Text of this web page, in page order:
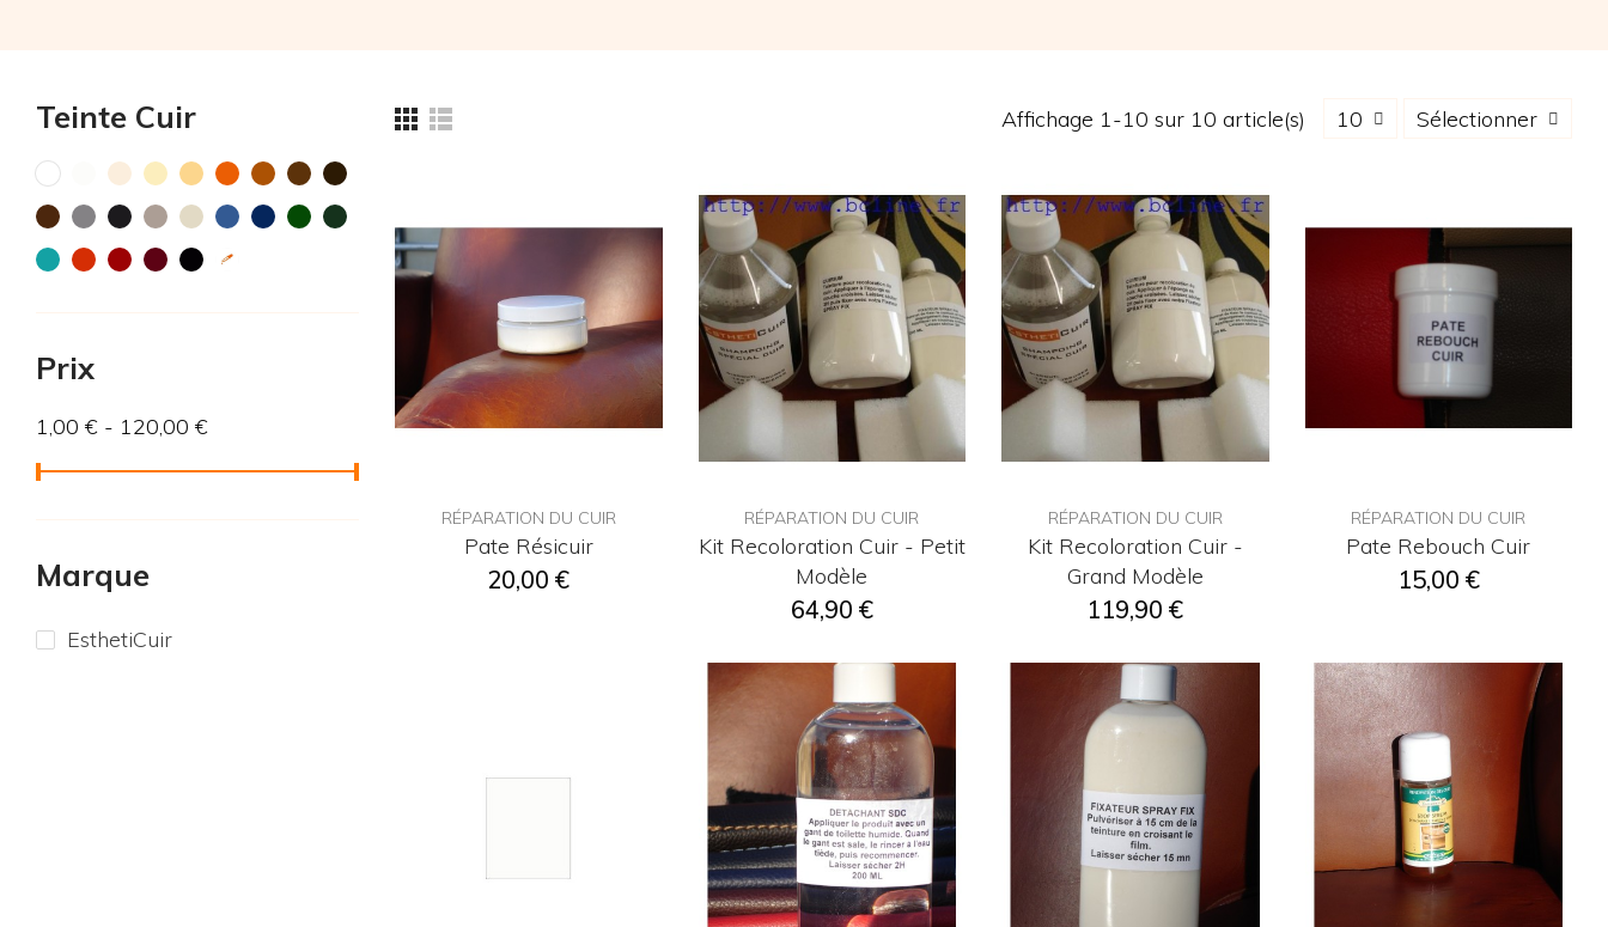
Affichage 1-10 sur 10 article(s) 10 Sélectionner
RÉPARATION DU CUIR
Pate Résicuir
20,00 €
RÉPARATION DU CUIR
Kit Recoloration Cuir - Petit
Modèle
64,90 €
RÉPARATION DU CUIR
Kit Recoloration Cuir -
Grand Modèle
119,90 €
RÉPARATION DU CUIR
Pate Rebouch Cuir
15,00 €
Teinte Cuir
Prix
1,00 € - 120,00 €
Marque
EsthetiCuir